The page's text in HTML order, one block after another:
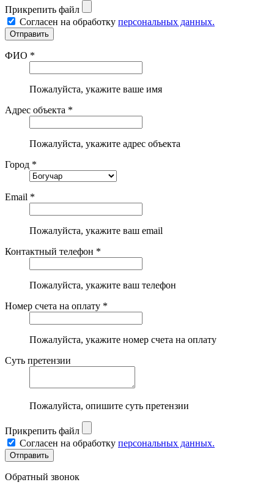
Прикрепить файл
Согласен на обработку персональных данных.
ФИО *
Пожалуйста, укажите ваше имя
Адрес объекта *
Пожалуйста, укажите адрес объекта
Город *
Email *
Пожалуйста, укажите ваш email
Контактный телефон *
Пожалуйста, укажите ваш телефон
Номер счета на оплату *
Пожалуйста, укажите номер счета на оплату
Суть претензии
Пожалуйста, опишите суть претензии
Прикрепить файл
Согласен на обработку персональных данных.
Обратный звонок